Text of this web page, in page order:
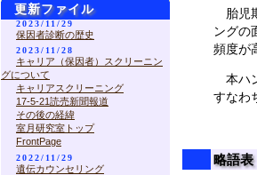
胎児
ングの
頻度が
本ハ
すなわ
略語表
更新ファイル
2023/11/29
保因者診断の歴史
2023/11/28
キャリア（保因者）スクリーニン
グについて
キャリアスクリーニング
17-5-21読売新聞報道
その後の経緯
室月研究室トップ
FrontPage
2022/11/29
遺伝カウンセリング